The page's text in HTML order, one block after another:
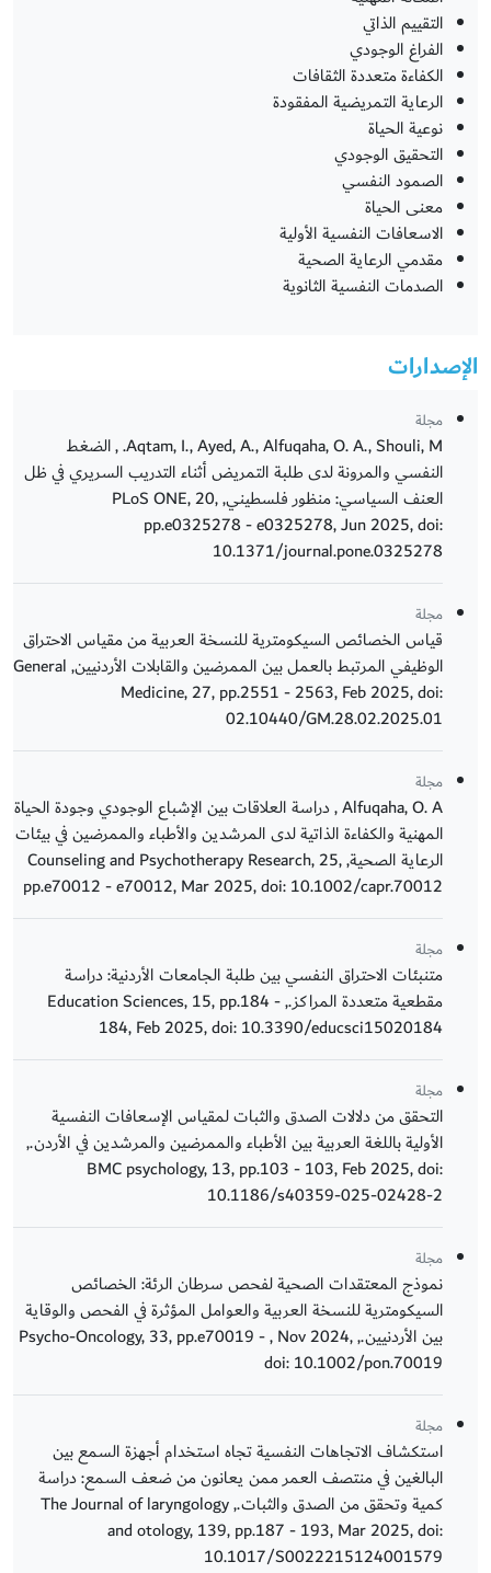
التقييم الذاتي
الفراغ الوجودي
الكفاءة متعددة الثقافات
الرعاية التمريضية المفقودة
نوعية الحياة
التحقيق الوجودي
الصمود النفسي
معنى الحياة
الاسعافات النفسية الأولية
مقدمي الرعاية الصحية
الصدمات النفسية الثانوية
الإصدارات
مجلة
Aqtam, I., Ayed, A., Alfuqaha, O. A., Shouli, M. , الضغط
النفسي والمرونة لدى طلبة التمريض أثناء التدريب السريري في ظل
العنف السياسي: منظور فلسطيني, PLoS ONE, 20,
pp.e0325278 - e0325278, Jun 2025, doi:
10.1371/journal.pone.0325278
مجلة
قياس الخصائص السيكومترية للنسخة العربية من مقياس الاحتراق
الوظيفي المرتبط بالعمل بين الممرضين والقابلات الأردنيين, General
Medicine, 27, pp.2551 - 2563, Feb 2025, doi:
02.10440/GM.28.02.2025.01
مجلة
Alfuqaha, O. A , دراسة العلاقات بين الإشباع الوجودي وجودة الحياة
المهنية والكفاءة الذاتية لدى المرشدين والأطباء والممرضين في بيئات
الرعاية الصحية, Counseling and Psychotherapy Research, 25,
pp.e70012 - e70012, Mar 2025, doi: 10.1002/capr.70012
مجلة
متنبئات الاحتراق النفسي بين طلبة الجامعات الأردنية: دراسة
مقطعية متعددة المراكز., Education Sciences, 15, pp.184 -
184, Feb 2025, doi: 10.3390/educsci15020184
مجلة
التحقق من دلالات الصدق والثبات لمقياس الإسعافات النفسية
الأولية باللغة العربية بين الأطباء والممرضين والمرشدين في الأردن.,
BMC psychology, 13, pp.103 - 103, Feb 2025, doi:
10.1186/s40359-025-02428-2
مجلة
نموذج المعتقدات الصحية لفحص سرطان الرئة: الخصائص
السيكومترية للنسخة العربية والعوامل المؤثرة في الفحص والوقاية
بين الأردنيين., Psycho-Oncology, 33, pp.e70019 - , Nov 2024,
doi: 10.1002/pon.70019
مجلة
استكشاف الاتجاهات النفسية تجاه استخدام أجهزة السمع بين
البالغين في منتصف العمر ممن يعانون من ضعف السمع: دراسة
كمية وتحقق من الصدق والثبات., The Journal of laryngology
and otology, 139, pp.187 - 193, Mar 2025, doi:
10.1017/S0022215124001579